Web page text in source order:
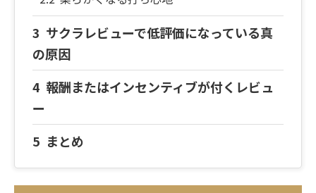
サクラレビューで低評価になっている真
の原因
報酬またはインセンティブが付くレビュ
ー
まとめ